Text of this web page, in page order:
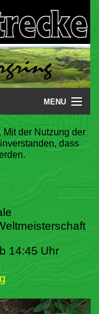
MENU
der Nutzung der
dass
14:45 Uhr